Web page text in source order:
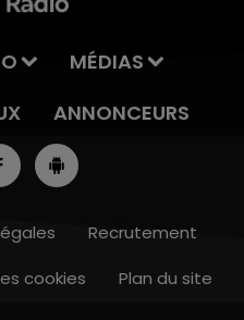
13h00 - 16h00
MÉDIAS
ANNONCEURS
Recrutement
cookies Plan du site